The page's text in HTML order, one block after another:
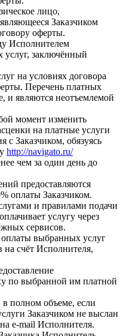
лицо,
Заказчиком
оферты.
Исполнителем
услуг, заключённый
на условиях договора
Перечень платных
и являются неотъемлемой
момент изменить
на платные услуги
с Заказчиком, обязуясь
http://navigato.ru/
чем за один день до
предоставляются
оплаты Заказчиком.
и правилами подачи
услугу через
сервисов.
выбранных услуг
на счёт Исполнителя,
по выбранной им платной
полном объеме, если
Заказчиком не выслан
e-mail Исполнителя.